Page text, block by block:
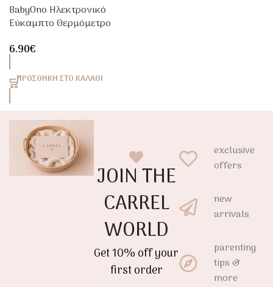
BabyOno Ηλεκτρονικό
Εύκαμπτο Θερμόμετρο
Παιδιά
6.90€
ΠΡΟΣΘΉΚΗ ΣΤΟ ΚΑΛΆΘΙ
JOIN THE
CARREL
WORLD
Get 10% off your
first order
exclusive
offers
new
arrivals
parenting
tips &
more